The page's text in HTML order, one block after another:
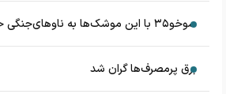
سوخو۳۵ با این موشک‌ها به ناوهای‌جنگی حمله می‌کند
برق پرمصرف‌ها گران شد